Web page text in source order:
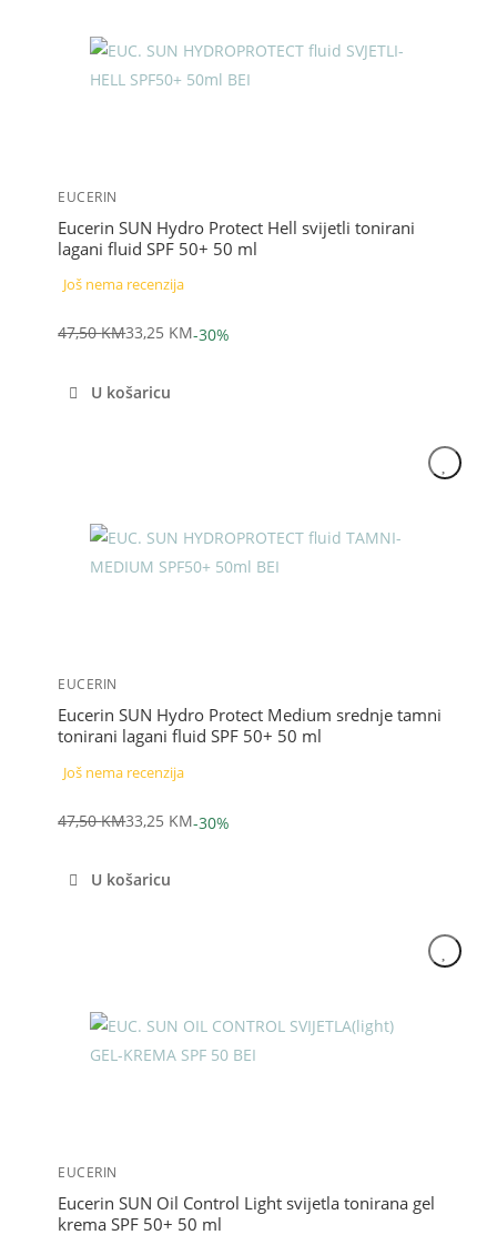
EUCERIN
Eucerin SUN Hydro Protect Hell svijetli tonirani
lagani fluid SPF 50+ 50 ml
Još nema recenzija
47,50KM
Izvorna
bila
33,25 KM
Trenutna
je:
-30%
U košaricu
EUCERIN
Eucerin SUN Hydro Protect Medium srednje tamni
tonirani lagani fluid SPF 50+ 50 ml
Još nema recenzija
47,50KM
Izvorna
bila
33,25 KM
Trenutna
je:
-30%
U košaricu
EUCERIN
Eucerin SUN Oil Control Light svijetla tonirana gel
krema SPF 50+ 50 ml